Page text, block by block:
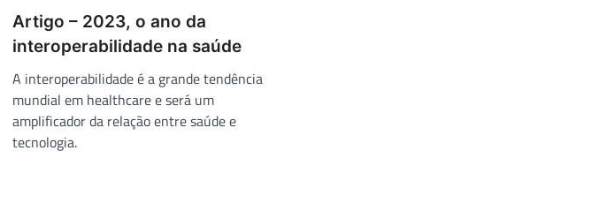
Artigo – 2023, o ano da
interoperabilidade na saúde
A interoperabilidade é a grande tendência
mundial em healthcare e será um
amplificador da relação entre saúde e
tecnologia.